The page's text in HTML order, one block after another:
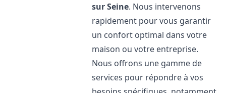
sur Seine. Nous intervenons
rapidement pour vous garantir
un confort optimal dans votre
maison ou votre entreprise.
Nous offrons une gamme de
services pour répondre à vos